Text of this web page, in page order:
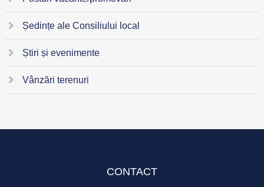
Ședințe ale Consiliului local
Știri și evenimente
Vânzări terenuri
CONTACT